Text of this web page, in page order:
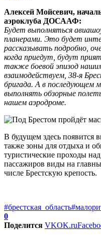
Алексей Мойсевич,
аэроклуба ДОСААФ:
Будет выполняться
планерами. Это будет
рассказывать подробно,
когда приедут, будут
также боевой эпизод
взаимодействуем, 38-я
бригада. А в последующем
выполнять обзорные
нашем аэродроме.
В будущем здесь появится
также зоны для отдыха и
туристические проходы
пассажиров виды на
числе Брестскую крепость.
#брестская_область
0
Поделится VKOK.ru